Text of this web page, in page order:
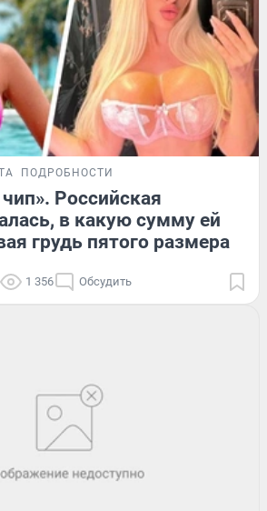
ПОДРОБНОСТИ
Российская
в какую сумму ей
грудь пятого размера
1 356 Обсудить